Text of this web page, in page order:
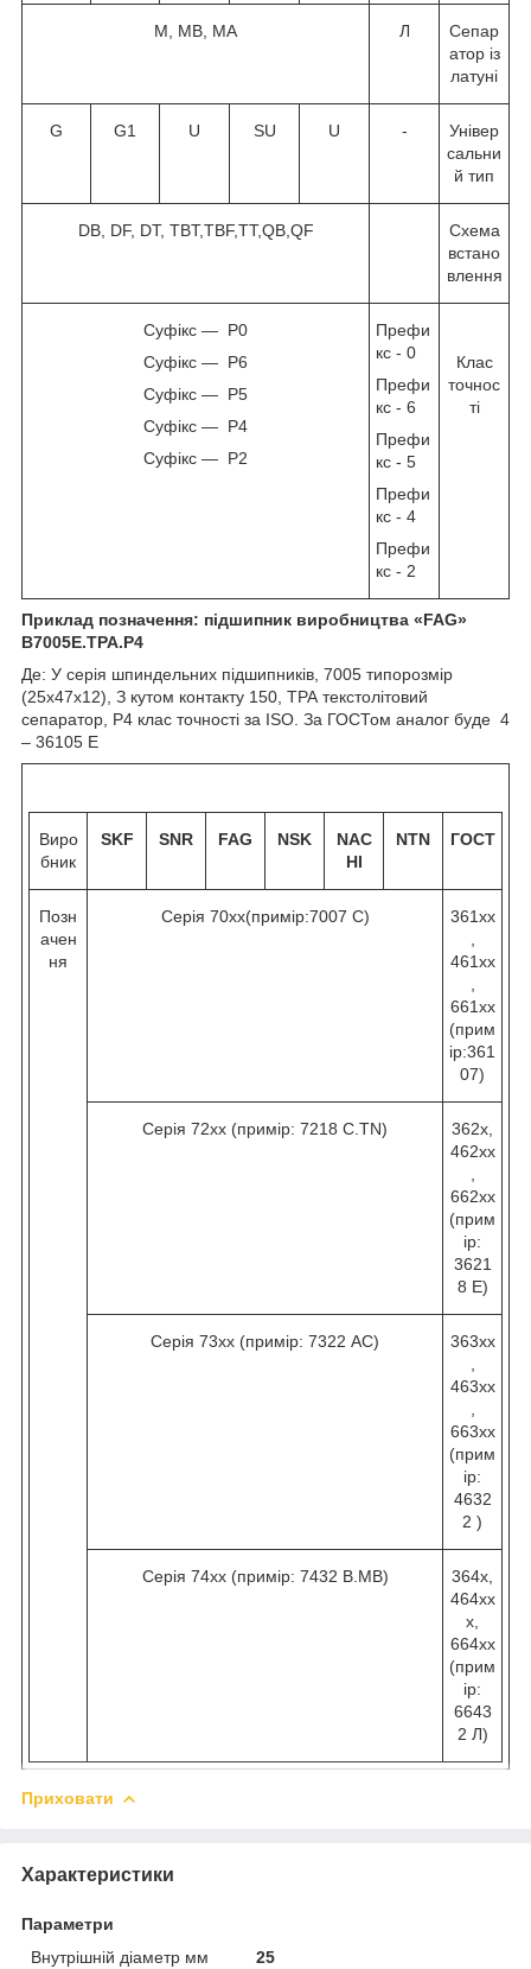
M, MB, MA Л
Сепар
атор із
латуні
G G1 U SU U -
Універ
сальни
й тип
DB, DF, DT, TBT,TBF,TT,QB,QF
Схема
встано
влення
Суфікс — P0
Суфікс — P6
Суфікс — P5
Суфікс — P4
Суфікс — P2
Префи
кс - 0
Префи
кс - 6
Префи
кс - 5
Префи
кс - 4
Префи
кс - 2
Клас
точнос
ті
Приклад позначення: підшипник виробництва «FAG»
B7005Е.TPA.P4
Де: У серія шпиндельних підшипників, 7005 типорозмір
(25х47х12), З кутом контакту 150 , ТРА текстолітовий
сепаратор, Р4 клас точності за ISO. За ГОСТом аналог буде 4
– 36105 Е
Виро
бник
SKF SNR FAG NSK
NAC
HI
NTN ГОСТ
Позн
ачен
ня
Серія 70хх(примір:7007 C)
361хх
461хх
661хх
(прим
ір:361
07)
Серія 72хх (примір: 7218 C.TN)
362х,
462хх
662хх
(прим
ір:
3621
8 Е)
Серія 73хх (примір: 7322 AC)
363хх
463хх
663хх
(прим
ір:
4632
2 )
Серія 74хх (примір: 7432 B.МВ)
364х,
464хх
х,
664хх
(прим
ір:
6643
2 Л)
Приховати
Характеристики
Параметри
Внутрішній діаметр мм
25